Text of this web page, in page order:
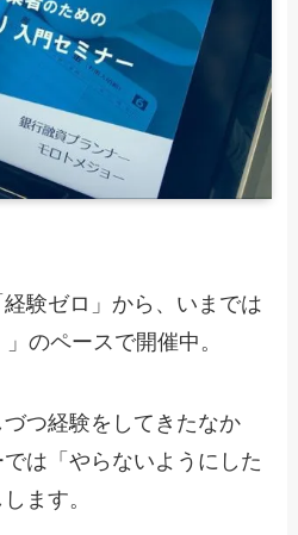
験ゼロ」から、いまでは
のペースで開催中。
つ経験をしてきたなか
は「やらないようにした
ます。